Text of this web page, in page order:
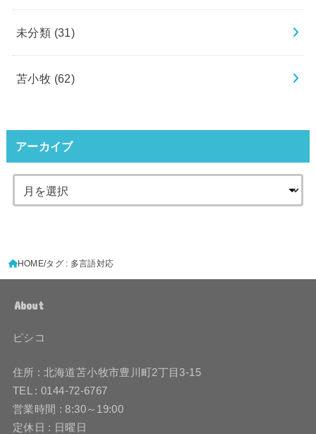
未分類 (31)
苫小牧 (62)
アーカイブ
HOME タグ : 多言語対応
About
ピシコ
住所 : 北海道苫小牧市豊川町2丁目3-15
TEL : 0144-72-6767
営業時間 : 8:30～19:00
定休日 : 日曜日